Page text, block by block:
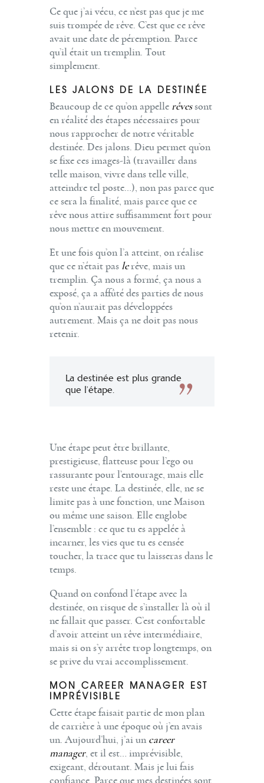
Ce que j’ai vécu, ce n’est pas que je me
suis trompée de rêve. C’est que ce rêve
avait une date de péremption. Parce
qu’il était un tremplin. Tout
simplement.
LES JALONS DE LA DESTINÉE
Beaucoup de ce qu’on appelle rêvessont
en réalité des étapes nécessaires pour
nous rapprocher de notre véritable
destinée. Des jalons. Dieu permet qu’on
se fixe ces images-là (travailler dans
telle maison, vivre dans telle ville,
atteindre tel poste…), non pas parce que
ce sera la finalité, mais parce que ce
rêve nous attire suffisamment fort pour
nous mettre en mouvement.
Et une fois qu’on l’a atteint, on réalise
que ce n’était pas lerêve, mais un
tremplin. Ça nous a formé, ça nous a
exposé, ça a affûté des parties de nous
qu’on n’aurait pas développées
autrement. Mais ça ne doit pas nous
retenir.
La destinée est plus grande
que l’étape.
Une étape peut être brillante,
prestigieuse, flatteuse pour l’ego ou
rassurante pour l’entourage, mais elle
reste une étape. La destinée, elle, ne se
limite pas à une fonction, une Maison
ou même une saison. Elle englobe
l’ensemble : ce que tu es appelée à
incarner, les vies que tu es censée
toucher, la trace que tu laisseras dans le
temps.
Quand on confond l’étape avec la
destinée, on risque de s’installer là où il
ne fallait que passer. C’est confortable
d’avoir atteint un rêve intermédiaire,
mais si on s’y arrête trop longtemps, on
se prive du vrai accomplissement.
MON CAREER MANAGER EST
IMPRÉVISIBLE
Cette étape faisait partie de mon plan
de carrière à une époque où j’en avais
un. Aujourd’hui, j’ai un career
manager, et il est… imprévisible,
exigeant, déroutant. Mais je lui fais
confiance. Parce que mes destinées sont